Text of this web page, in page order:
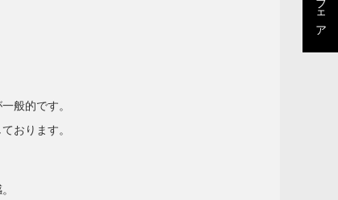
フェア
般的です。
おります。